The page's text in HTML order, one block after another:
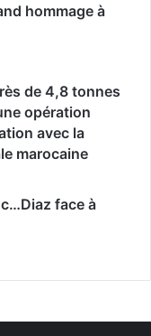
hommage à
de 4,8 tonnes
opération
avec la
marocaine
face à